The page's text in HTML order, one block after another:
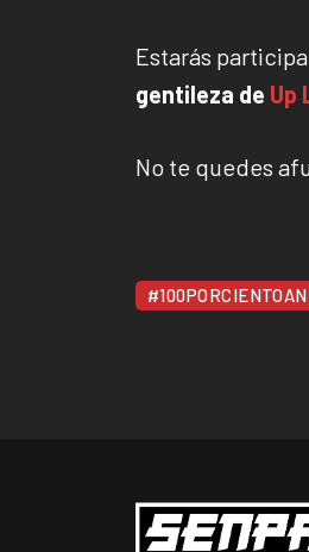
Estarás
gentileza de Up
No te quedes